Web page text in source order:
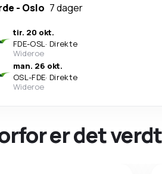
- Oslo 7 dager
tir. 20 okt.
FDE-OSL· Direkte
Wideroe
man. 26 okt.
OSL-FDE· Direkte
Wideroe
er det